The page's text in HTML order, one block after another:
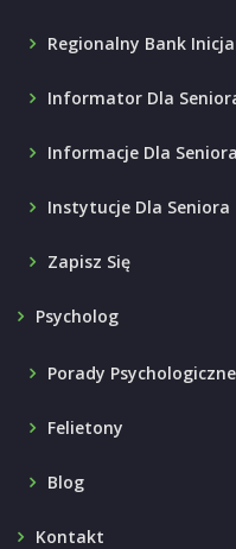
Regionalny Bank
Informator Dla
Informacje Dla Seniora
Instytucje Dla Seniora
Zapisz Się
Psycholog
Porady Psychologiczne
Felietony
Blog
Kontakt